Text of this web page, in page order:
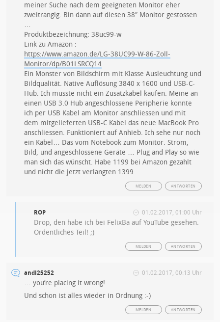
meiner Suche nach dem geeigneten Monitor eher
zweitrangig. Bin dann auf diesen 38″ Monitor gestossen
…
Produktbezeichnung: 38uc99-w
Link zu Amazon :
https://www.amazon.de/LG-38UC99-W-86-Zoll-
Monitor/dp/B01LSRCQ14
Ein Monster von Bildschirm mit Klasse Ausleuchtung und
Bildqualität. Native Auflösung 3840 x 1600 und USB-C-
Hub. Ich musste nicht ein Zusatzkabel kaufen. Meine an
einen USB 3.0 Hub angeschlossene Peripherie konnte
ich per USB Kabel am Monitor anschliessen und mit
dem mitgelieferten USB-C Kabel das neue MacBook Pro
anschliessen. Funktioniert auf Anhieb. Ich sehe nur noch
ein Kabel… Das vom Notebook zum Monitor. Strom,
Bild, und angeschlossene Geräte … Plug and Play so wie
man sich das wünscht. Habe 1199 bei Amazon gezahlt
und nicht die jetzt verlangten 1399 …
ANTWORTEN
MELDEN
ROP 01.02.2017, 01:00 Uhr
Drop, den habe ich bei FelixBa auf YouTube gesehen.
Ordentliches Teil! ;)
ANTWORTEN
MELDEN
andi25252 01.02.2017, 00:13 Uhr
… you’re placing it wrong!
Und schon ist alles wieder in Ordnung :-)
ANTWORTEN
MELDEN